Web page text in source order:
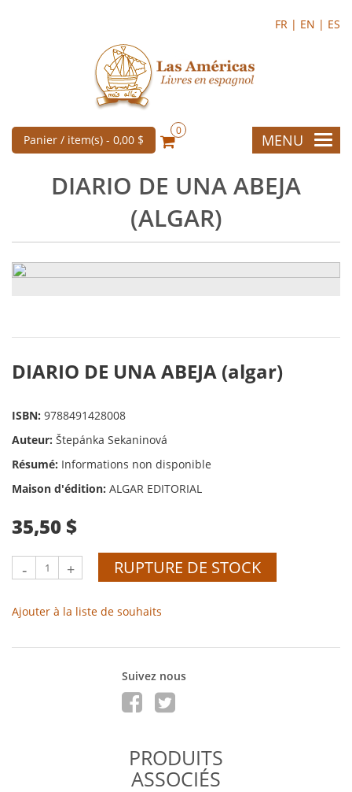
FR | EN | ES
Panier / item(s) - 0,00 $
0
MENU
DIARIO DE UNA ABEJA
(ALGAR)
DIARIO DE UNA ABEJA (algar)
ISBN: 9788491428008
Auteur: Štepánka Sekaninová
Résumé: Informations non disponible
Maison d'édition: ALGAR EDITORIAL
35,50 $
- + RUPTURE DE STOCK
Ajouter à la liste de souhaits
Suivez nous
PRODUITS
ASSOCIÉS